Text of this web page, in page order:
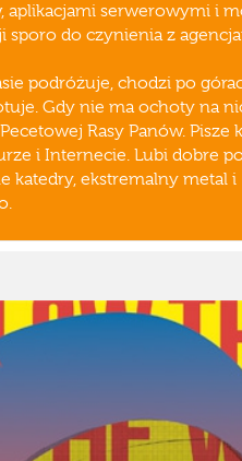
aplikacjami serwerowymi i
sporo do czynienia z
podróżuje, chodzi po
Gdy nie ma ochoty na
Rasy Panów. Pisze
i Internecie. Lubi dobre
katedry, ekstremalny metal i